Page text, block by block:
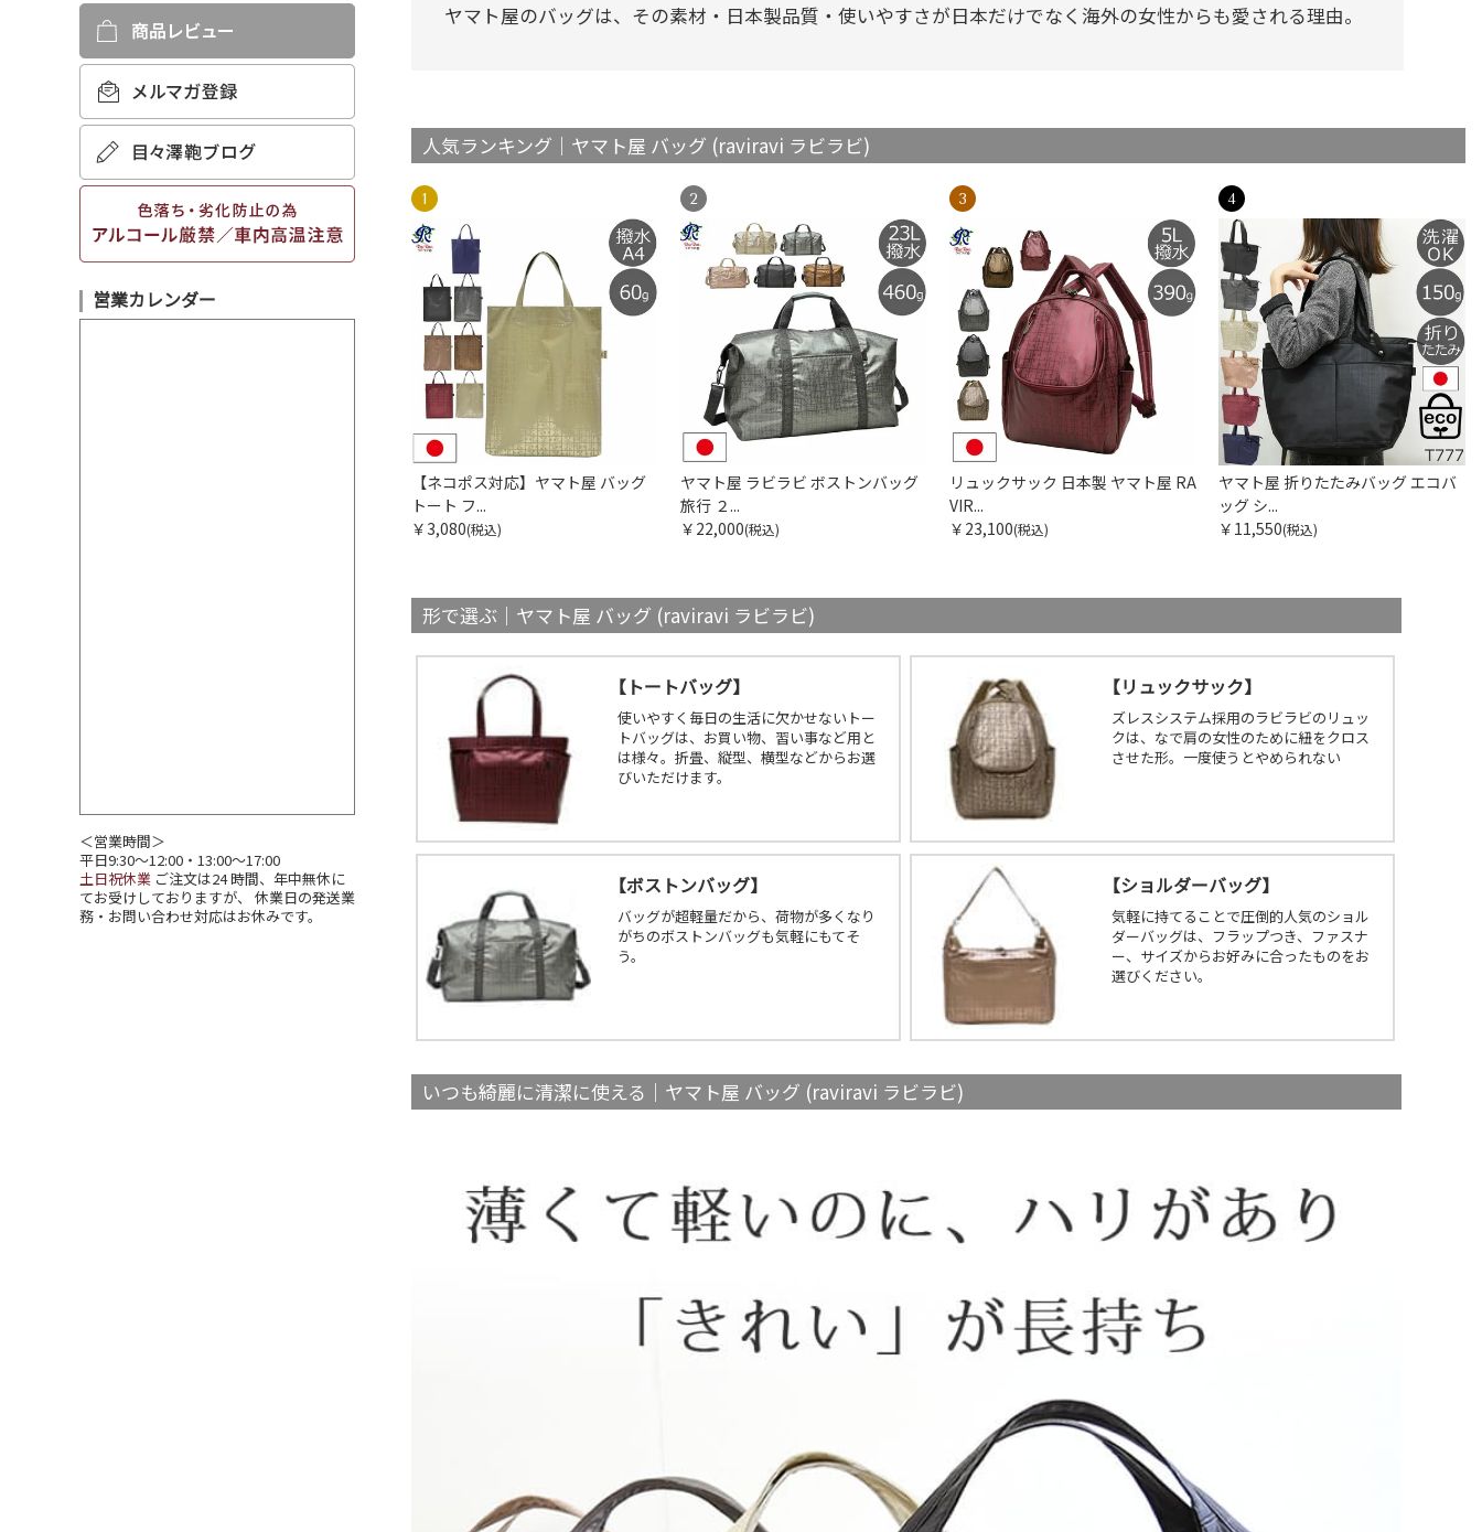
営業カレンダー
＜営業時間＞
平日9:30～12:00・13:00～17:00
土日祝休業 ご注文は24 時間、年中無休に
てお受けしておりますが、 休業日の発送業
務・お問い合わせ対応はお休みです。
ヤマト屋のバッグは、その素材・日本製品質・使いやすさが日本だけでなく海外の女性からも愛される理由。
人気ランキング｜ヤマト屋 バッグ (raviravi ラビラビ)
【ネコポス対応】ヤマト屋 バッグ
トート フ...
￥3,080(税込)
ヤマト屋 ラビラビ ボストンバッグ
旅行 ２...
￥22,000(税込)
リュックサック 日本製 ヤマト屋 RA
VIR...
￥23,100(税込)
ヤマト屋 折りたたみバッグ エコバ
ッグ シ...
￥11,550(税込)
形で選ぶ｜ヤマト屋 バッグ (raviravi ラビラビ)
【 トートバッグ】
使いやすく毎日の生活に欠かせないトー
トバッグは、お買い物、習い事など用と
は様々。折畳、縦型、横型などからお選
びいただけます。
【リュックサック】
ズレスシステム採用のラビラビのリュッ
クは、なで肩の女性のために紐をクロス
させた形。一度使うとやめられない
【ボストンバッグ】
バッグが超軽量だから、荷物が多くなり
がちのボストンバッグも気軽にもてそ
う。
【ショルダーバッグ】
気軽に持てることで圧倒的人気のショル
ダーバッグは、フラップつき、ファスナ
ー、サイズからお好みに合ったものをお
選びください。
いつも綺麗に清潔に使える｜ヤマト屋 バッグ (raviravi ラビラビ)